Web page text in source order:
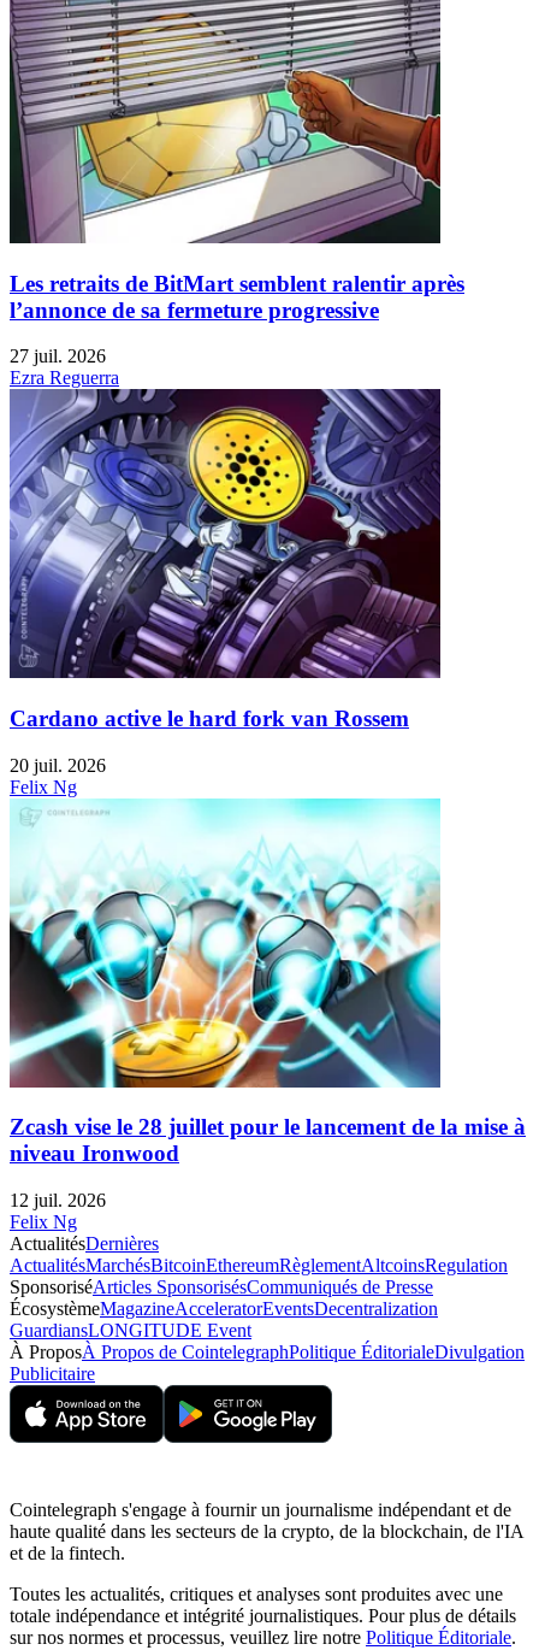
Les retraits de BitMart semblent ralentir après
l’annonce de sa fermeture progressive
27 juil. 2026
Ezra Reguerra
Cardano active le hard fork van Rossem
20 juil. 2026
Felix Ng
Zcash vise le 28 juillet pour le lancement de la mise à
niveau Ironwood
12 juil. 2026
Felix Ng
ActualitésDernières
ActualitésMarchésBitcoinEthereumRèglementAltcoinsRegulation
SponsoriséArticles SponsorisésCommuniqués de Presse
ÉcosystèmeMagazineAcceleratorEventsDecentralization
GuardiansLONGITUDE Event
À ProposÀ Propos de CointelegraphPolitique ÉditorialeDivulgation
Publicitaire
Cointelegraph s'engage à fournir un journalisme indépendant et de
haute qualité dans les secteurs de la crypto, de la blockchain, de l'IA
et de la fintech.
Toutes les actualités, critiques et analyses sont produites avec une
totale indépendance et intégrité journalistiques. Pour plus de détails
sur nos normes et processus, veuillez lire notre Politique Éditoriale.